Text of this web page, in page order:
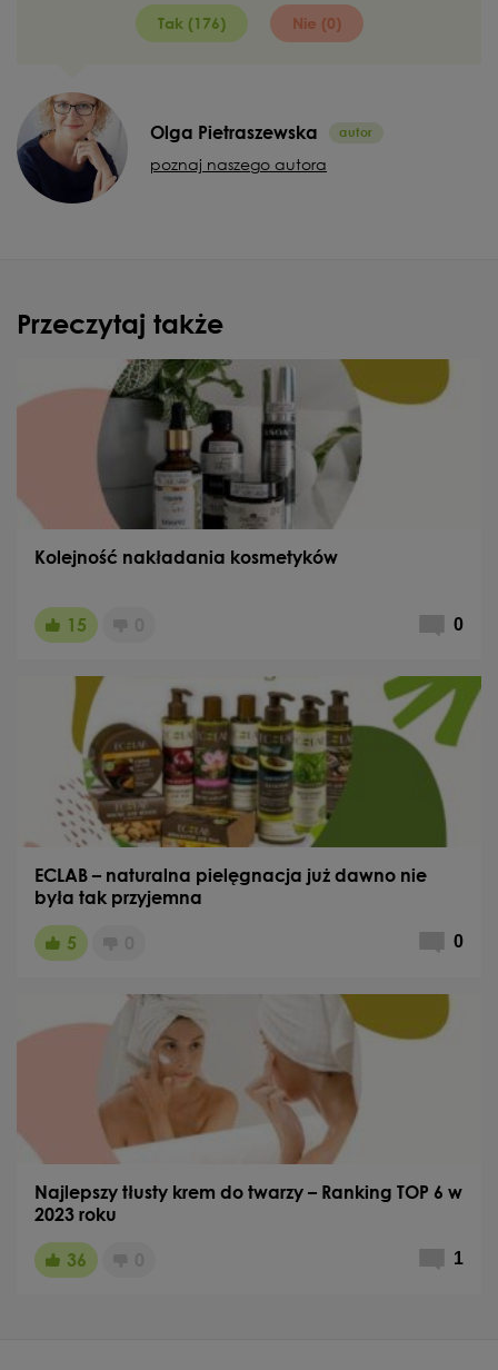
Tak (176) Nie (0)
Olga Pietraszewska
poznaj naszego autora
Przeczytaj także
Kolejność nakładania kosmetyków
15 0
ECLAB – naturalna pielęgnacja już dawno nie
była tak przyjemna
5 0
Najlepszy tłusty krem do twarzy – Ranking TOP 6 w
2023 roku
36 1